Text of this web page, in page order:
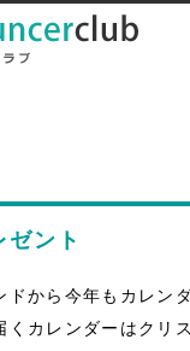
ゼント
ドから今年もカレン
くカレンダーはクリ